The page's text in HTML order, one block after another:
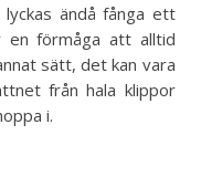
ändå fånga ett
en förmåga att alltid
sätt, det kan vara
från hala klippor
i.